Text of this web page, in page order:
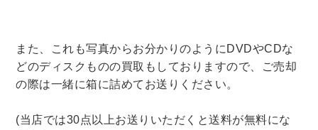
また、これも写真からお分かりのようにDVDやCDな
どのディスクものの買取もしておりますので、ご売却
の際は一緒に箱に詰めてお送りください。
(当店では30点以上お送りいただくと送料が無料にな